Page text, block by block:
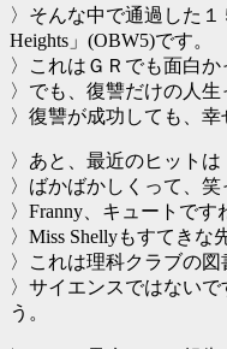
〉そんな中で通過した１
Heights」(OBW5)です。
〉これはＧＲでも面白か
〉でも、復讐だけの人生
〉復讐が成功しても、幸
〉あと、最近のヒットは
〉ばかばかしくって、笑
〉Franny、キュートです
〉Miss Shellyもすてきな
〉これは理科クラブの図
〉サイエンスではない
う。